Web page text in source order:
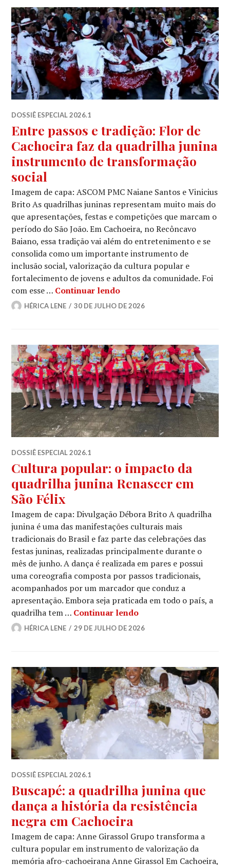
DOSSIÊ ESPECIAL 2026.1
Entre passos e tradição: Flor de
Cachoeira faz da quadrilha junina
instrumento de transformação
social
Imagem de capa: ASCOM PMC Naiane Santos e Vinicius
Brito As quadrilhas juninas representam muito mais do
que apresentações, festas e competições que marcam o
período do São João. Em Cachoeira, no Recôncavo
Baiano, essa tradição vai além do entretenimento e se
consolida como um importante instrumento de
inclusão social, valorização da cultura popular e
fortalecimento de jovens e adultos da comunidade. Foi
com esse … Continuar lendoEntre passos e tradição:
HÉRICA LENE 30 DE JULHO DE 2026
DOSSIÊ ESPECIAL 2026.1
Cultura popular: o impacto da
quadrilha junina Renascer em
São Félix
Imagem de capa: Divulgação Débora Brito A quadrilha
junina é uma das manifestações culturais mais
tradicionais do Brasil e faz parte das celebrações das
festas juninas, realizadas principalmente durante o
mês de junho. A dança é realizada em pares e possui
uma coreografia composta por passos tradicionais,
acompanhados por um marcador que conduz a
apresentação. Embora seja praticada em todo o país, a
quadrilha tem … Continuar lendoCultura popular: o
HÉRICA LENE 29 DE JULHO DE 2026
DOSSIÊ ESPECIAL 2026.1
Buscapé: a quadrilha junina que
dança a história da resistência
negra em Cachoeira
Imagem de capa: Anne Girassol Grupo transforma a
cultura popular em instrumento de valorização da
memória afro-cachoeirana Anne Girassol Em Cachoeira,